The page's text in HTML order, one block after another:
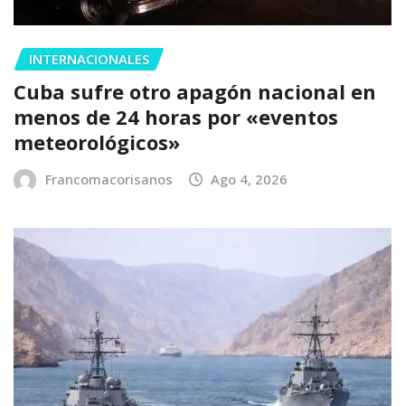
INTERNACIONALES
Cuba sufre otro apagón nacional en
menos de 24 horas por «eventos
meteorológicos»
Francomacorisanos Ago 4, 2026